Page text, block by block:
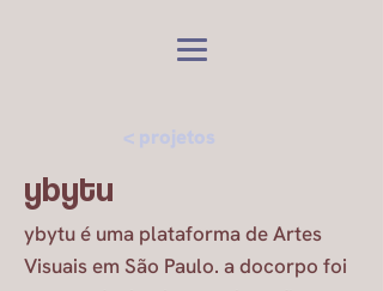
< projetos
ybytu
ybytu é uma plataforma de Artes
Visuais em São Paulo. a docorpo foi